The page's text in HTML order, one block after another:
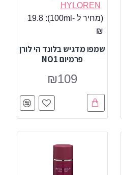
HYLOREN
(מחיר ל -100ml):
19.8
₪
שמפו מדגיש בלונד הי לורן
פרמיום NO1
₪109